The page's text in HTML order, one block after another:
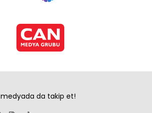
medyada da takip et!